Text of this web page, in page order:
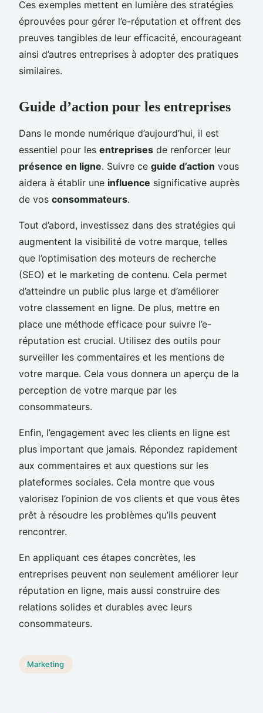
Ces exemples mettent en lumière des stratégies
éprouvées pour gérer l’e-réputation et offrent des
preuves tangibles de leur efficacité, encourageant
ainsi d’autres entreprises à adopter des pratiques
similaires.
Guide d’action pour les entreprises
Dans le monde numérique d’aujourd’hui, il est
essentiel pour les entreprises de renforcer leur
présence en ligne. Suivre ce guide d’action vous
aidera à établir une influence significative auprès
de vos consommateurs.
Tout d’abord, investissez dans des stratégies qui
augmentent la visibilité de votre marque, telles
que l’optimisation des moteurs de recherche
(SEO) et le marketing de contenu. Cela permet
d’atteindre un public plus large et d’améliorer
votre classement en ligne. De plus, mettre en
place une méthode efficace pour suivre l’e-
réputation est crucial. Utilisez des outils pour
surveiller les commentaires et les mentions de
votre marque. Cela vous donnera un aperçu de la
perception de votre marque par les
consommateurs.
Enfin, l’engagement avec les clients en ligne est
plus important que jamais. Répondez rapidement
aux commentaires et aux questions sur les
plateformes sociales. Cela montre que vous
valorisez l’opinion de vos clients et que vous êtes
prêt à résoudre les problèmes qu’ils peuvent
rencontrer.
En appliquant ces étapes concrètes, les
entreprises peuvent non seulement améliorer leur
réputation en ligne, mais aussi construire des
relations solides et durables avec leurs
consommateurs.
Marketing